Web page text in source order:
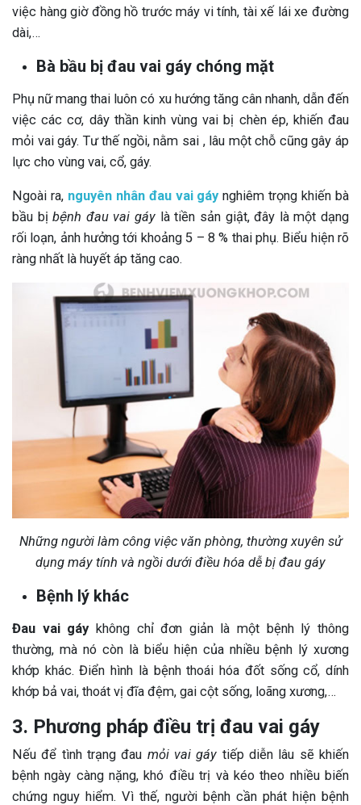
việc hàng giờ đồng hồ trước máy vi tính, tài xế lái xe đường
dài,…
Bà bầu bị đau vai gáy chóng mặt
Phụ nữ mang thai luôn có xu hướng tăng cân nhanh, dẫn đến
việc các cơ, dây thần kinh vùng vai bị chèn ép, khiến đau
mỏi vai gáy. Tư thế ngồi, nằm sai , lâu một chỗ cũng gây áp
lực cho vùng vai, cổ, gáy.
Ngoài ra, nguyên nhân đau vai gáynghiêm trọng khiến bà
bầu bịbệnh đau vai gáy là tiền sản giật, đây là một dạng
rối loạn, ảnh hưởng tới khoảng 5 – 8 % thai phụ. Biểu hiện rõ
ràng nhất là huyết áp tăng cao.
Những người làm công việc văn phòng, thường xuyên sử
dụng máy tính và ngồi dưới điều hóa dễ bị đau gáy
Bệnh lý khác
Đau vai gáykhông chỉ đơn giản là một bệnh lý thông
thường, mà nó còn là biểu hiện của nhiều bệnh lý xương
khớp khác. Điển hình là bệnh thoái hóa đốt sống cổ, dính
khớp bả vai, thoát vị đĩa đệm, gai cột sống, loãng xương,…
3. Phương pháp điều trị đau vai gáy
Nếu để tình trạng đau mỏi vai gáy tiếp diễn lâu sẽ khiến
bệnh ngày càng nặng, khó điều trị và kéo theo nhiều biến
chứng nguy hiểm. Vì thế, người bệnh cần phát hiện bệnh